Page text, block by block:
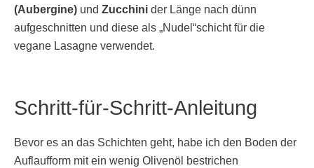
(Aubergine) und Zucchini der Länge nach dünn
aufgeschnitten und diese als „Nudel“schicht für die
vegane Lasagne verwendet.
Schritt-für-Schritt-Anleitung
Bevor es an das Schichten geht, habe ich den Boden der
Auflaufform mit ein wenig Olivenöl bestrichen